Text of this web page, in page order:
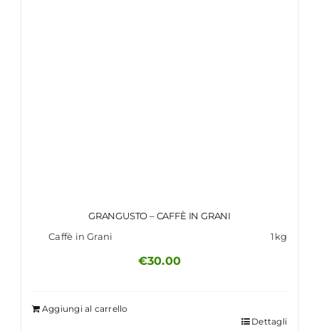
GRANGUSTO – CAFFÈ IN GRANI
Caffè in Grani
1kg
€30.00
Aggiungi al carrello
Dettagli